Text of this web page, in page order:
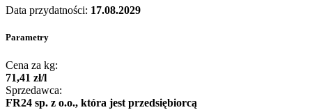
Data przydatności: 17.08.2029
Parametry
Cena za kg:
71,41 zł/l
Sprzedawca:
FR24 sp. z o.o., która jest przedsiębiorcą